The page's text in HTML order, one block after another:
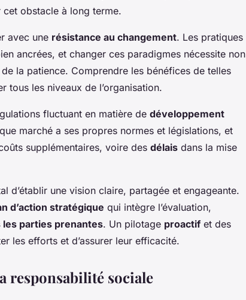
obstacle à long terme.
avec une résistance au changement. Les pratiques
ancrées, et changer ces paradigmes nécessite non
de la patience. Comprendre les bénéfices de telles
tous les niveaux de l’organisation.
fluctuant en matière de développement
marché a ses propres normes et législations, et
supplémentaires, voire des délais dans la mise
d’établir une vision claire, partagée et engageante.
d’action stratégique qui intègre l’évaluation,
les parties prenantes. Un pilotage proactif et des
les efforts et d’assurer leur efficacité.
responsabilité sociale